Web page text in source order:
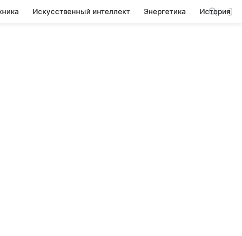
Искусственный интеллект Энергетика История